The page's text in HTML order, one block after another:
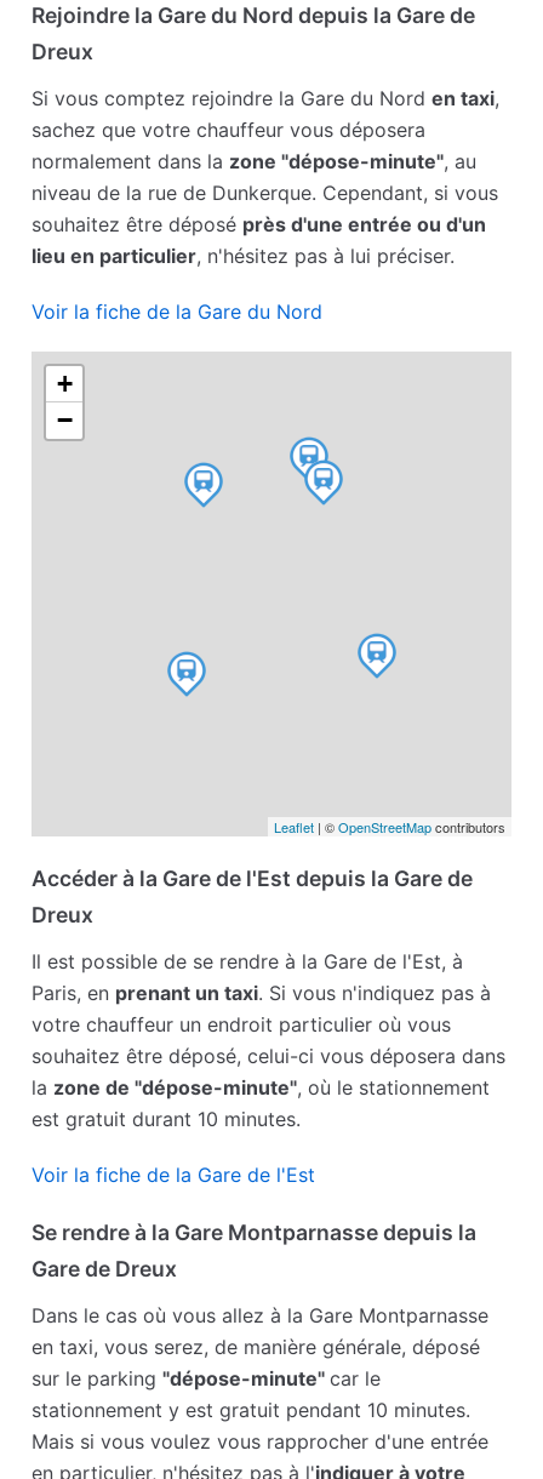
Rejoindre la Gare du Nord depuis la Gare de
Dreux
Si vous comptez rejoindre la Gare du Norden taxi,
sachez que votre chauffeur vous déposera
normalement dans la zone "dépose-minute", au
niveau de la rue de Dunkerque. Cependant, si vous
souhaitez être déposé près d'une entrée ou d'un
lieu en particulier, n'hésitez pas à lui préciser.
Voir la fiche de la Gare du Nord
+
−
Leaflet| ©OpenStreetMapcontributors
Accéder à la Gare de l'Est depuis la Gare de
Dreux
Il est possible de se rendre à la Gare de l'Est, à
Paris, en prenant un taxi. Si vous n'indiquez pas à
votre chauffeur un endroit particulier où vous
souhaitez être déposé, celui-ci vous déposera dans
la zone de "dépose-minute", où le stationnement
est gratuit durant 10 minutes.
Voir la fiche de la Gare de l'Est
Se rendre à la Gare Montparnasse depuis la
Gare de Dreux
Dans le cas où vous allez à la Gare Montparnasse
en taxi, vous serez, de manière générale, déposé
sur le parking"dépose-minute"car le
stationnement y est gratuit pendant 10 minutes.
Mais si vous voulez vous rapprocher d'une entrée
en particulier, n'hésitez pas à l'indiquer à votre